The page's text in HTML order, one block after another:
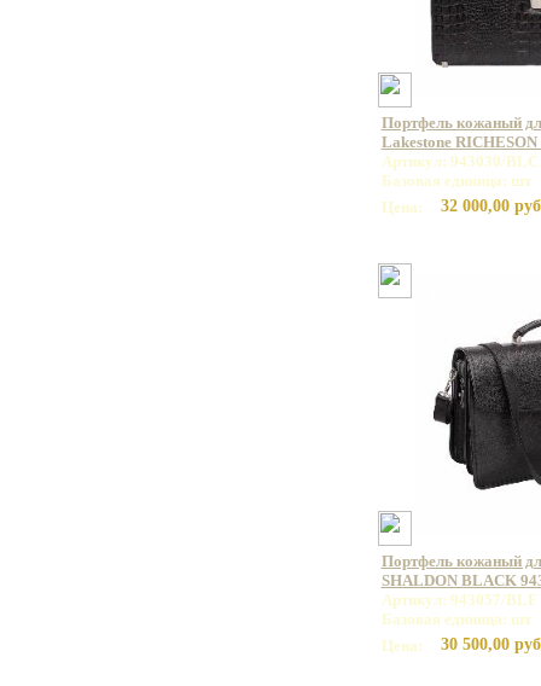
Портфель кожаный
Lakestone
Артикул: 943030/BLC
Базовая единица: шт
Цена:
32 000,00
Портфель кожаный
SHALDON BLACK
Артикул: 943057/BLF
Базовая единица: шт
Цена:
30 500,00